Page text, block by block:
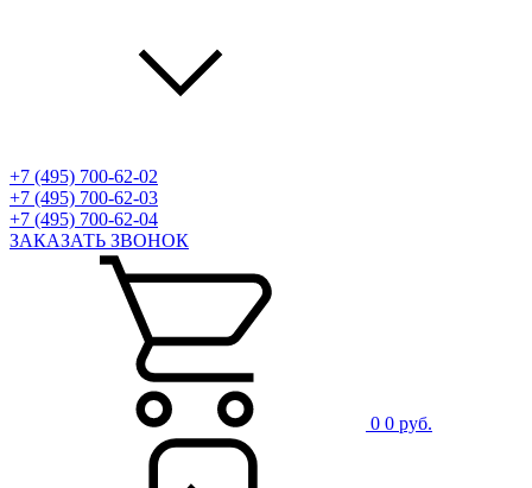
+7 (495) 700-62-02
+7 (495) 700-62-03
+7 (495) 700-62-04
ЗАКАЗАТЬ ЗВОНОК
0 0 руб.